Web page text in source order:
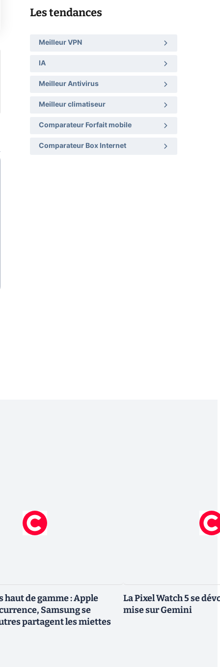
Les tendances
Meilleur VPN
IA
Meilleur Antivirus
Meilleur climatiseur
Comparateur Forfait mobile
Comparateur Box Internet
haut de gamme : Apple
Samsung se
partagent les miettes
La Pixel Watch 5 se
mise sur Gemini